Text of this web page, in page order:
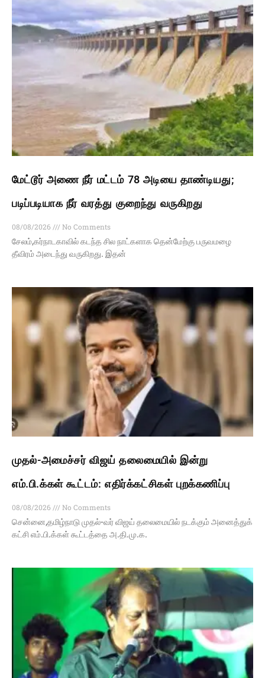
மேட்டூர் அணை நீர் மட்டம் 78 அடியை தாண்டியது;
படிப்படியாக நீர் வரத்து குறைந்து வருகிறது
08/08/2026
No Comments
சேலம்,கர்நாடகாவில் கடந்த சில நாட்களாக தென்மேற்கு பருவமழை
தீவிரம் அடைந்து வருகிறது. இதன்
முதல்-அமைச்சர் விஜய் தலைமையில் இன்று
எம்.பி.க்கள் கூட்டம்: எதிர்க்கட்சிகள் புறக்கணிப்பு
08/08/2026
No Comments
சென்னை,தமிழ்நாடு முதல்-வர் விஜய் தலைமையில் நடக்கும் அனைத்துக்
கட்சி எம்.பி.க்கள் கூட்டத்தை அ.தி.மு.க.